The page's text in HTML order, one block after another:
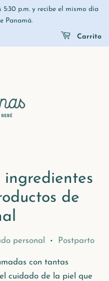
p.m. y recibe el mismo día
Panamá.
Carrito
de
personal • Postparto
con tantas
cuidado de la piel que